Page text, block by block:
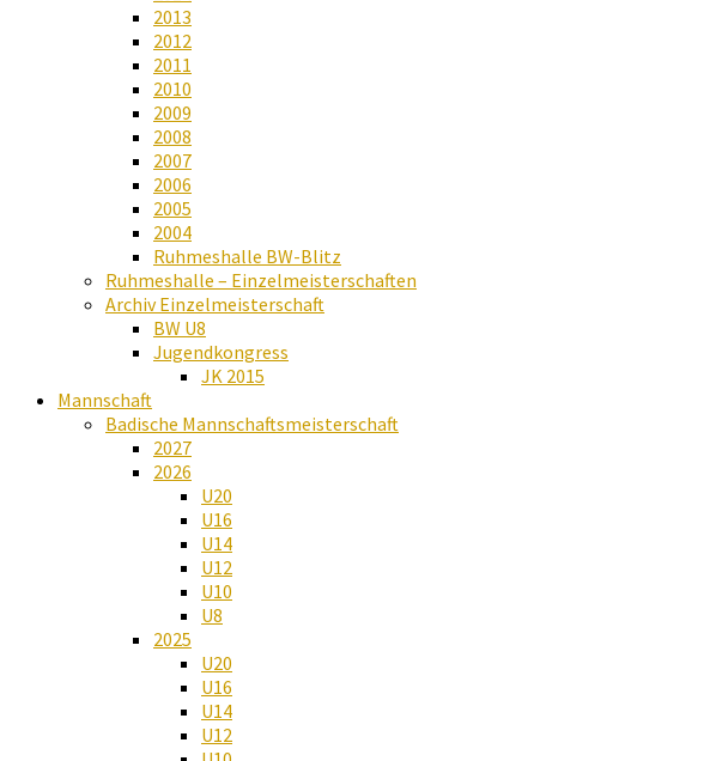
2013
2012
2011
2010
2009
2008
2007
2006
2005
2004
Ruhmeshalle BW-Blitz
Ruhmeshalle – Einzelmeisterschaften
Archiv Einzelmeisterschaft
BW U8
Jugendkongress
JK 2015
Mannschaft
Badische Mannschaftsmeisterschaft
2027
2026
U20
U16
U14
U12
U10
U8
2025
U20
U16
U14
U12